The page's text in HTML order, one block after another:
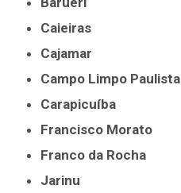
Caieiras
Cajamar
Campo Limpo Paulista
Carapicuíba
Francisco Morato
Franco da Rocha
Jarinu